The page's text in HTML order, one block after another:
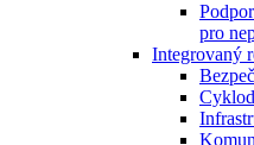
pro
Integrovaný